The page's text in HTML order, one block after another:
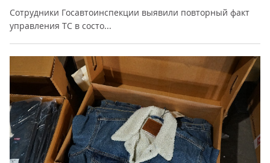
Сотрудники Госавтоинспекции выявили повторный факт
управления ТС в состо...